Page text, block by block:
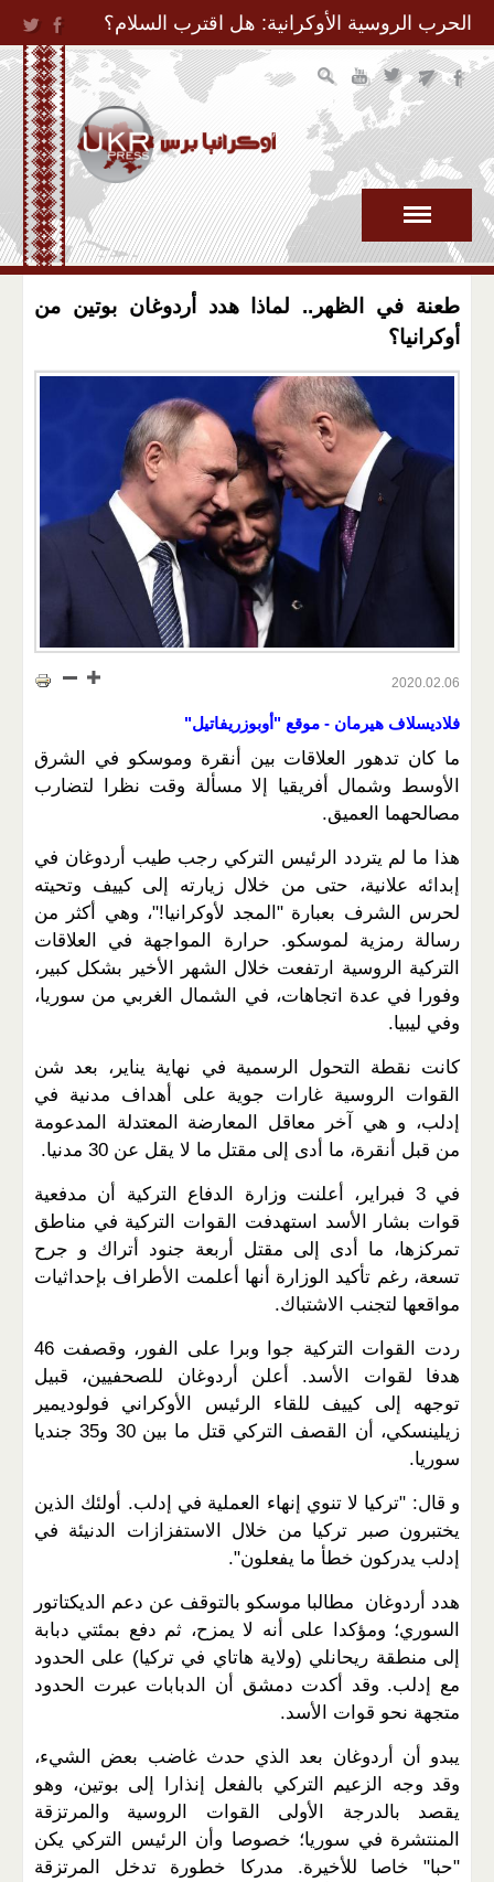
Jump to Navigation
الحرب الروسية الأوكرانية: هل اقترب السلام؟
طعنة في الظهر.. لماذا هدد أردوغان بوتين من
أوكرانيا؟
2020.02.06
فلاديسلاف هيرمان - موقع "أوبوزريفاتيل"
ما كان تدهور العلاقات بين أنقرة وموسكو في الشرق
الأوسط وشمال أفريقيا إلا مسألة وقت نظرا لتضارب
مصالحهما العميق.
هذا ما لم يتردد الرئيس التركي رجب طيب أردوغان في
إبدائه علانية، حتى من خلال زيارته إلى كييف وتحيته
لحرس الشرف بعبارة "المجد لأوكرانيا!"، وهي أكثر من
رسالة رمزية لموسكو. حرارة المواجهة في العلاقات
التركية الروسية ارتفعت خلال الشهر الأخير بشكل كبير،
وفورا في عدة اتجاهات، في الشمال الغربي من سوريا،
وفي ليبيا.
كانت نقطة التحول الرسمية في نهاية يناير، بعد شن
القوات الروسية غارات جوية على أهداف مدنية في
إدلب، و هي آخر معاقل المعارضة المعتدلة المدعومة
من قبل أنقرة، ما أدى إلى مقتل ما لا يقل عن 30 مدنيا.
في 3 فبراير، أعلنت وزارة الدفاع التركية أن مدفعية
قوات بشار الأسد استهدفت القوات التركية في مناطق
تمركزها، ما أدى إلى مقتل أربعة جنود أتراك و جرح
تسعة، رغم تأكيد الوزارة أنها أعلمت الأطراف بإحداثيات
مواقعها لتجنب الاشتباك.
ردت القوات التركية جوا وبرا على الفور، وقصفت 46
هدفا لقوات الأسد. أعلن أردوغان للصحفيين، قبيل
توجهه إلى كييف للقاء الرئيس الأوكراني فولوديمير
زيلينسكي، أن القصف التركي قتل ما بين 30 و35 جنديا
سوريا.
و قال: "تركيا لا تنوي إنهاء العملية في إدلب. أولئك الذين
يختبرون صبر تركيا من خلال الاستفزازات الدنيئة في
إدلب يدركون خطأ ما يفعلون".
هدد أردوغان مطالبا موسكو بالتوقف عن دعم الديكتاتور
السوري؛ ومؤكدا على أنه لا يمزح، ثم دفع بمئتي دبابة
إلى منطقة ريحانلي (ولاية هاتاي في تركيا) على الحدود
مع إدلب. وقد أكدت دمشق أن الدبابات عبرت الحدود
متجهة نحو قوات الأسد.
يبدو أن أردوغان بعد الذي حدث غاضب بعض الشيء،
وقد وجه الزعيم التركي بالفعل إنذارا إلى بوتين، وهو
يقصد بالدرجة الأولى القوات الروسية والمرتزقة
المنتشرة في سوريا؛ خصوصا وأن الرئيس التركي يكن
"حبا" خاصا للأخيرة. مدركا خطورة تدخل المرتزقة